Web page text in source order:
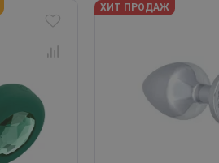
ХИТ ПРОДАЖ